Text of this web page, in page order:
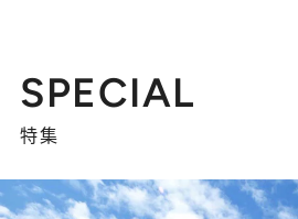
SPECIAL
特集